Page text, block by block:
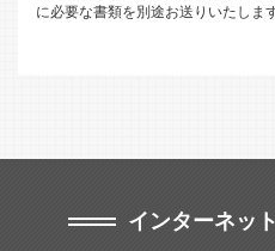
に必要な書類を別途お送りいたします
インターネッ